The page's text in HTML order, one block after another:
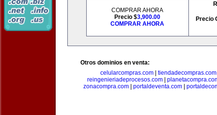
COMPRAR AHORA
Precio $3,900.00
COMPRAR AHORA
Precio
Otros dominios en venta:
celularcompras.com| tiendadecompras.com
reingenieriadeprocesos.com|
zonacompra.com| portaldeventa.com|